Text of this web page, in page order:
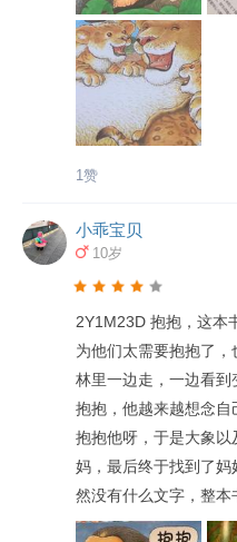
失，待成年之后去找
失。我想每个父母都应
是向孩子表达自己的爱
每个父母天生爱孩子
子来说就是一种缺失。 相比许多知名绘本，这本《抱抱》
的妈妈来说是一大痛
本》，每次都只能词
还未开始看，煊哥都会
开双臂拥抱我一次，
煊哥感受到了我的爱
表达自己的爱——拥抱
的。 在这个过程中，我感受到了一种力量，一种爱与温暖
的力量，为孩子在成长路上
半以前，各种哭闹让
常常感到自责和焦虑
读，每次都反复说一句
带你回家可以吧？我带
大魅力：在阅读中潜移
育。
1赞
小乖宝贝
10岁
2Y1M23D 抱抱，这本
为他们太需要抱抱了
林里一边走，一边看
抱抱，他越来越想念自
抱抱他呀，于是大象
妈，最后终于找到了妈
然没有什么文字，整
表情可以看出他的情